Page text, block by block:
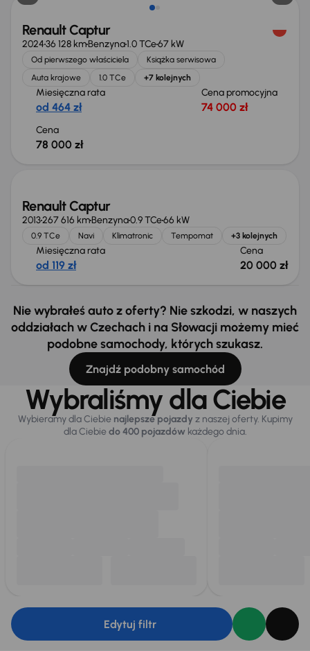
Renault Captur
202436 128 kmBenzyna1.0 TCe67 kW
Od pierwszego właściciela
Książka serwisowa
Auta krajowe
1.0 TCe +7 kolejnych
Miesięczna rata
od 464 zł
Cena promocyjna
74 000 zł
Cena
78 000 zł
Renault Captur
2013267 616 kmBenzyna0.9 TCe66 kW
0.9 TCe Navi Klimatronic Tempomat +3 kolejnych
Miesięczna rata
od 119 zł
Cena
20 000 zł
Nie wybrałeś auto z oferty? Nie szkodzi, w naszych
oddziałach w Czechach i na Słowacji możemy mieć
podobne samochody, których szukasz.
Znajdź podobny samochód
Wybraliśmy dla Ciebie
Wybieramy dla Ciebie najlepsze pojazdy z naszej oferty. Kupimy
dla Ciebiedo 400 pojazdówkażdego dnia.
Edytuj filtr